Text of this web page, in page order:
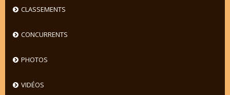
CLASSEMENTS
CONCURRENTS
PHOTOS
VIDÉOS